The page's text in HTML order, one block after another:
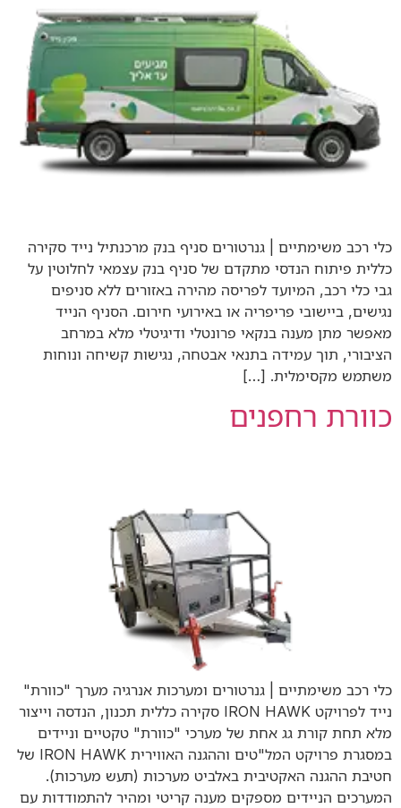
כלי רכב משימתיים | גנרטורים סניף בנק מרכנתיל נייד סקירה
כללית פיתוח הנדסי מתקדם של סניף בנק עצמאי לחלוטין על
גבי כלי רכב, המיועד לפריסה מהירה באזורים ללא סניפים
נגישים, ביישובי פריפריה או באירועי חירום. הסניף הנייד
מאפשר מתן מענה בנקאי פרונטלי ודיגיטלי מלא במרחב
הציבורי, תוך עמידה בתנאי אבטחה, נגישות קשיחה ונוחות
משתמש מקסימלית. […]
כוורת רחפנים
כלי רכב משימתיים | גנרטורים ומערכות אנרגיה מערך "כוורת"
נייד לפרויקט IRON HAWK סקירה כללית תכנון, הנדסה וייצור
מלא תחת קורת גג אחת של מערכי "כוורת" טקטיים וניידים
במסגרת פרויקט המל"טים וההגנה האווירית IRON HAWK של
חטיבת ההגנה האקטיבית באלביט מערכות (תעש מערכות).
המערכים הניידים מספקים מענה קריטי ומהיר להתמודדות עם